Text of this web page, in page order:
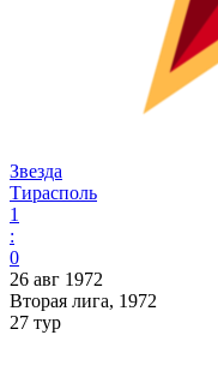
Звезда
Тирасполь
1
:
0
26 авг 1972
Вторая лига, 1972
27 тур